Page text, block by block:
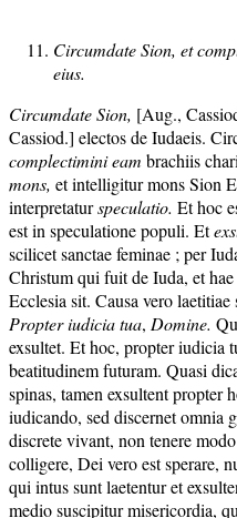
Circumdate Sion, et
eius.
Circumdate Sion, [Aug.,
Cassiod.] electos de Iudaeis.
complectimini eam brachiis
mons, et intelligitur mons Sion
interpretaturspeculatio. Et hoc
est in speculatione populi. Et
scilicet sanctae feminae ; per
Christum qui fuit de Iuda, et
Ecclesia sit. Causa vero
Propter iudicia tua, Domine.
exsultet. Et hoc, propter iudicia
beatitudinem futuram. Quasi
spinas, tamen exsultent propter
iudicando, sed discernet omnia
discrete vivant, non tenere
colligere, Dei vero est sperare,
qui intus sunt laetentur et
medio suscipitur misericordia,